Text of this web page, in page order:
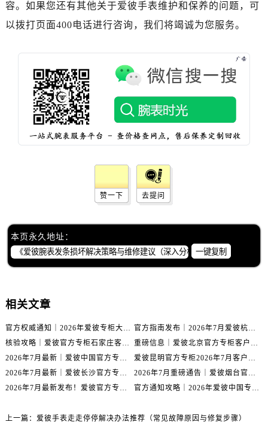
河北省保定市竞秀区朝阳北大街北国先天下爱彼售后服务中心（需提前预约）
内蒙古自治区阿拉善盟市左旗土尔扈特大街爱彼售后服务中心（需提前预约）
内蒙古自治区包头市青山区幸福路甲3号王府井百货名表维修爱彼售后服务中心（需提前预约）
内蒙古自治区乌海市海勃湾区人民南路爱彼售后服务中心（需提前预约）
山西省阳泉市郊区平阳东街与新城大道交叉口爱彼售后服务中心（需提前预约）
山西省运城市盐湖区河东街爱彼售后服务中心（需提前预约）
山西省长治市潞州区英雄中路爱彼售后服务中心（需提前预约）
安徽省安庆市迎江区人民路爱彼售后服务中心（需提前预约）
容。如果您还有其他关于爱彼手表维护和保养的问题，可
以拨打页面400电话进行咨询，我们将竭诚为您服务。
赞一下 去提问
本页永久地址：
一键复制
相关文章
官方权威通知｜2026年爱彼专柜大连服务网络焕新：客户服务热线全核验
官方指南发布｜2026年7月爱彼杭州专柜客户服务信息与热线
核验攻略｜爱彼官方专柜石家庄客户服务热线（2026年7月最新版）
重磅信息｜爱彼北京官方专柜客户服务电话2026年7月最新公示
2026年7月最新｜爱彼中国官方专柜泰州地区服务热线全攻略&客户服务中心信息公示
爱彼昆明官方专柜2026年7月客户服务通告｜热线电话与门店信息核验
2026年7月最新｜爱彼长沙官方专柜门店客户服务热线与信息公示
2026年7月重磅通告｜爱彼烟台官方专柜信息大全，客户服务热线同步更新
2026年7月最新发布！爱彼官方专柜客户服务电话+嘉兴专柜地址重磅公示
官方通知攻略｜2026年爱彼中国专柜客户服务热线7月专柜信息公告
上一篇： 爱彼手表走走停停解决办法推荐（常见故障原因与修复步骤）